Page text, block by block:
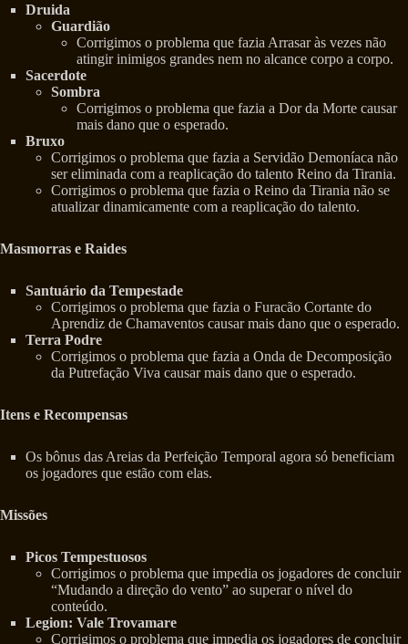
Druida
Guardião
Corrigimos o problema que fazia Arrasar às vezes não
atingir inimigos grandes nem no alcance corpo a corpo.
Sacerdote
Sombra
Corrigimos o problema que fazia a Dor da Morte causar
mais dano que o esperado.
Bruxo
Corrigimos o problema que fazia a Servidão Demoníaca não
ser eliminada com a reaplicação do talento Reino da Tirania.
Corrigimos o problema que fazia o Reino da Tirania não se
atualizar dinamicamente com a reaplicação do talento.
Masmorras e Raides
Santuário da Tempestade
Corrigimos o problema que fazia o Furacão Cortante do
Aprendiz de Chamaventos causar mais dano que o esperado.
Terra Podre
Corrigimos o problema que fazia a Onda de Decomposição
da Putrefação Viva causar mais dano que o esperado.
Itens e Recompensas
Os bônus das Areias da Perfeição Temporal agora só beneficiam
os jogadores que estão com elas.
Missões
Picos Tempestuosos
Corrigimos o problema que impedia os jogadores de concluir
“Mudando a direção do vento” ao superar o nível do
conteúdo.
Legion: Vale Trovamare
Corrigimos o problema que impedia os jogadores de concluir